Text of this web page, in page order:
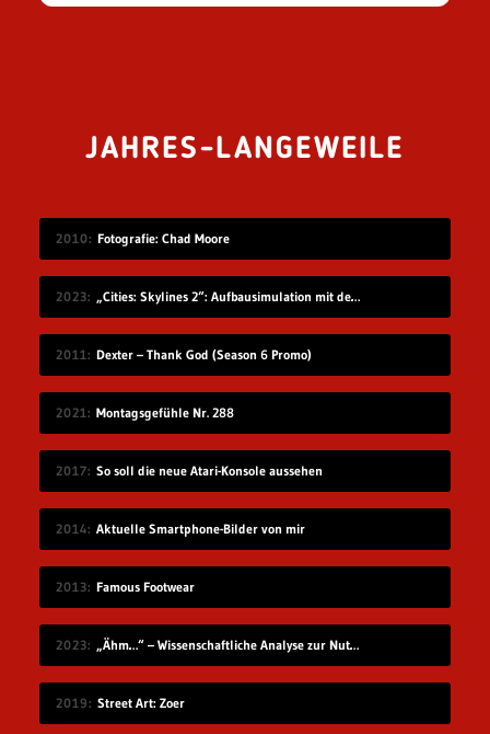
JAHRES-LANGEWEILE
2010 Fotografie: Chad Moore
2023 „Cities: Skylines 2“: Aufbausimulation mit den komplexesten Straßensystemen
2011 Dexter – Thank God (Season 6 Promo)
2021 Montagsgefühle Nr. 288
2017 So soll die neue Atari-Konsole aussehen
2014 Aktuelle Smartphone-Bilder von mir
2013 Famous Footwear
2023 „Ähm…“ – Wissenschaftliche Analyse zur Nutzung von Füllwörtern bei Vorträgen
2019 Street Art: Zoer